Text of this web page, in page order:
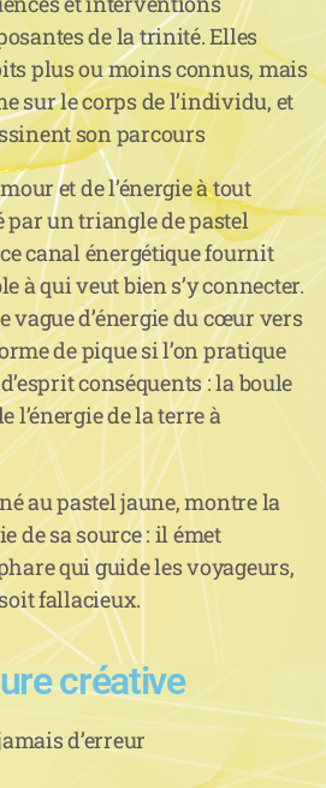
de la trinité. Elles
plus ou moins connus, mais
sur le corps de l’individu, et
son parcours
et de l’énergie à tout
un triangle de pastel
canal énergétique fournit
à qui veut bien s’y connecter.
vague d’énergie du cœur vers
de pique si l’on pratique
conséquents : la boule
l’énergie de la terre à
au pastel jaune, montre la
de sa source : il émet
qui guide les voyageurs,
fallacieux.
créative
d’erreur